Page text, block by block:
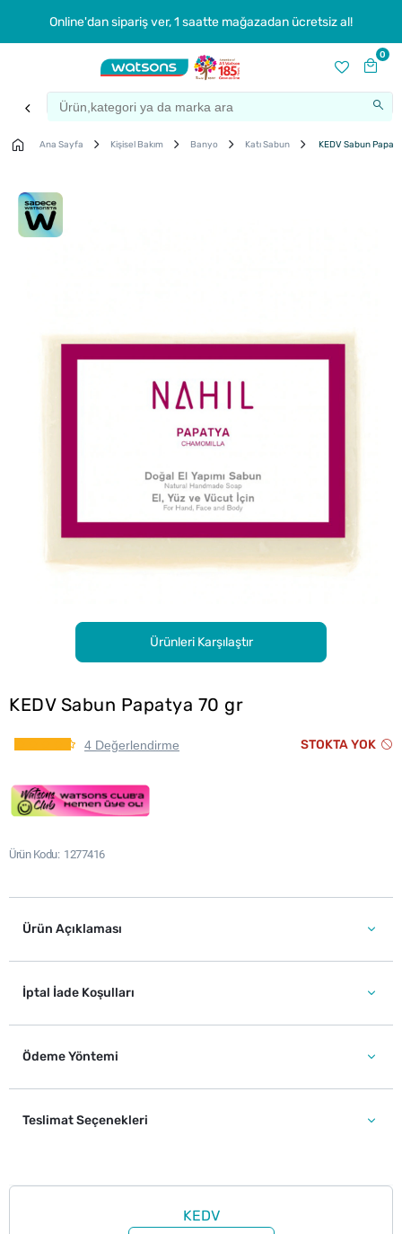
Online'dan sipariş ver, 1 saatte mağazadan ücretsiz al!
0
Ana Sayfa Kişisel Bakım Banyo Katı Sabun KEDV Sabun
Ürünleri Karşılaştır
KEDV Sabun Papatya 70 gr
4 Değerlendirme STOKTA YOK
Ürün Kodu 1277416
Ürün Açıklaması
İptal İade Koşulları
Ödeme Yöntemi
Teslimat Seçenekleri
KEDV